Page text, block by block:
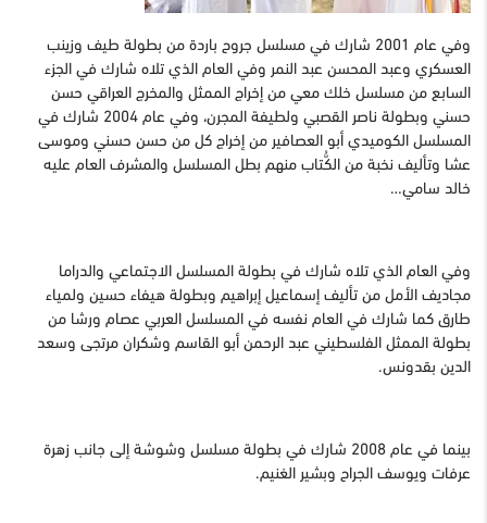
وفي عام 2001 شارك في مسلسل جروح باردة من بطولة طيف وزينب
العسكري وعبد المحسن عبد النمر وفي العام الذي تلاه شارك في الجزء
السابع من مسلسل خلك معي من إخراج الممثل والمخرج العراقي حسن
حسني وبطولة ناصر القصبي ولطيفة المجرن، وفي عام 2004 شارك في
المسلسل الكوميدي أبو العصافير من إخراج كل من حسن حسني وموسى
عشا وتأليف نخبة من الكُّتاب منهم بطل المسلسل والمشرف العام عليه
خالد سامي…
وفي العام الذي تلاه شارك في بطولة المسلسل الاجتماعي والدراما
مجاديف الأمل من تأليف إسماعيل إبراهيم وبطولة هيفاء حسين ولمياء
طارق كما شارك في العام نفسه في المسلسل العربي عصام ورشا من
بطولة الممثل الفلسطيني عبد الرحمن أبو القاسم وشكران مرتجى وسعد
الدين بقدونس.
بينما في عام 2008 شارك في بطولة مسلسل وشوشة إلى جانب زهرة
عرفات ويوسف الجراح وبشير الغنيم.